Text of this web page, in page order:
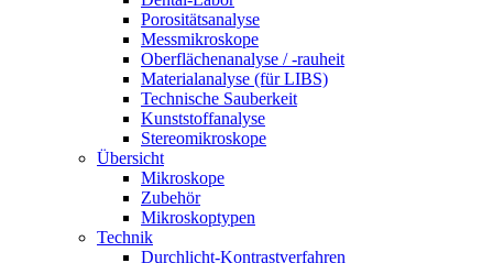
Porositätsanalyse
Messmikroskope
Oberflächenanalyse / -rauheit
Materialanalyse (für LIBS)
Technische Sauberkeit
Kunststoffanalyse
Stereomikroskope
Übersicht
Mikroskope
Zubehör
Mikroskoptypen
Technik
Durchlicht-Kontrastverfahren